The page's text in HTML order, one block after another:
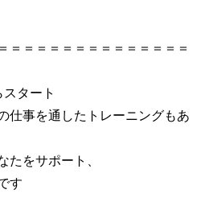
＝＝＝＝＝＝＝＝＝＝＝＝＝＝
タート
仕事を通したトレーニングもあ
たをサポート、
す